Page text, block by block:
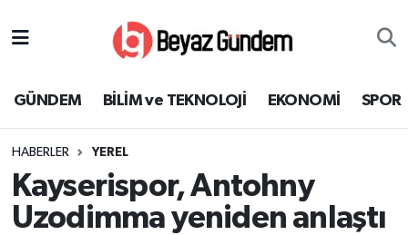
GÜNDEM BİLİM ve TEKNOLOJİ EKONOMİ SPOR
HABERLER YEREL
Kayserispor, Antohny
Uzodimma yeniden anlaştı
EKONOMİ
SPOR
Süper Lig Puan Durumu ve Fikstür
Tüm Manşetler